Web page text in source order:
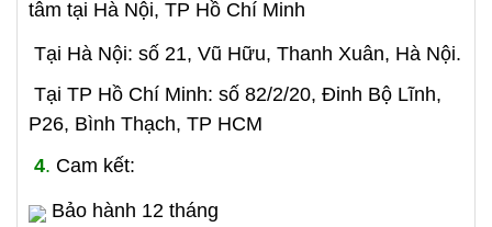
tâm tại Hà Nội, TP Hồ Chí Minh
Tại Hà Nội: số 21, Vũ Hữu, Thanh Xuân, Hà Nội.
Tại TP Hồ Chí Minh: số 82/2/20, Đinh Bộ Lĩnh,
P26, Bình Thạch, TP HCM
4. Cam kết:
Bảo hành 12 tháng